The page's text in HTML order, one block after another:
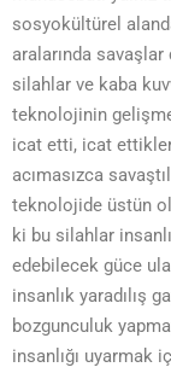
sosyokültürel
aralarında
silahlar ve kaba
teknolojinin
icat etti, icat
acımasızca
teknolojide üstün
ki bu silahlar
edebilecek güce
insanlık yaradılış
bozgunculuk
insanlığı uyarmak